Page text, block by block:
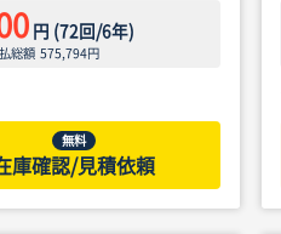
円 (72回/6年)
総額 575,794円
無料
庫確認/見積依頼